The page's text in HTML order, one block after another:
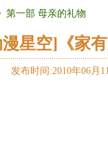
第一部 母亲的礼物
星空]《家
发布时间:2010年06月